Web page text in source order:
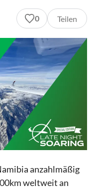
0 Teilen
anzahlmäßig
weltweit an